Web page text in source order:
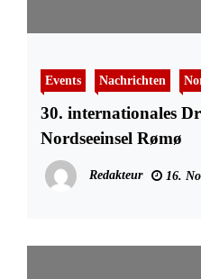
Events Nachrichten
30. internationales
Nordseeinsel Rømø
Redakteur 16.